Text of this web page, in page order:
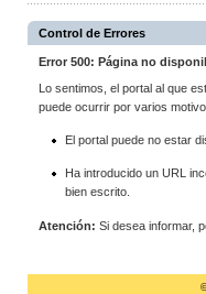
Control de Errores
Error 500: Página no
Lo sentimos, el portal al que
puede ocurrir por varios
El portal puede no estar
Ha introducido un URL
bien escrito.
Atención: Si desea informar,